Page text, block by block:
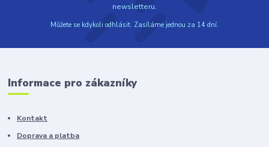
newsletteru.
Můžete se kdykoli odhlásit. Zasíláme jednou za 14 dní.
Informace pro zákazníky
Kontakt
Doprava a platba